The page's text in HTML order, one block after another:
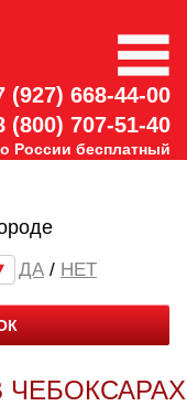
(927) 668-44-00
(800) 707-51-40
России бесплатный
/ НЕТ
ЧЕБОКСАРАХ